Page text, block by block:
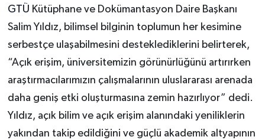
GTÜ Kütüphane ve Dokümantasyon Daire Başkanı
Salim Yıldız, bilimsel bilginin toplumun her kesimine
serbestçe ulaşabilmesini desteklediklerini belirterek,
“Açık erişim, üniversitemizin görünürlüğünü artırırken
araştırmacılarımızın çalışmalarının uluslararası arenada
daha geniş etki oluşturmasına zemin hazırlıyor” dedi.
Yıldız, açık bilim ve açık erişim alanındaki yeniliklerin
yakından takip edildiğini ve güçlü akademik altyapının